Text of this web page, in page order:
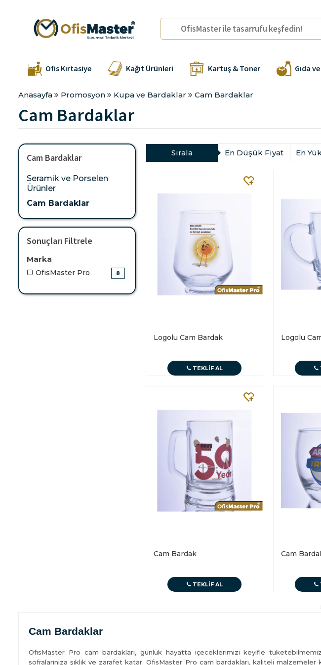
Ofis Kırtasiye Kağıt Ürünleri Kartuş & Toner Gıda
Anasayfa Promosyon Kupa ve Bardaklar Cam Bardaklar
Cam Bardaklar
Cam Bardaklar
Seramik ve Porselen
Ürünler
Cam Bardaklar
Sonuçları Filtrele
Marka
OfisMaster Pro 8
Sırala En Düşük Fiyat En
Logolu Cam Bardak
TEKLIF AL
Logolu
Cam Bardak
TEKLIF AL
Cam
Cam Bardaklar
OfisMaster Pro cam bardakları, günlük hayatta içeceklerimizi keyifle
sofralarınıza şıklık ve zarafet katar. OfisMaster Pro cam bardakları, kaliteli malzemeler